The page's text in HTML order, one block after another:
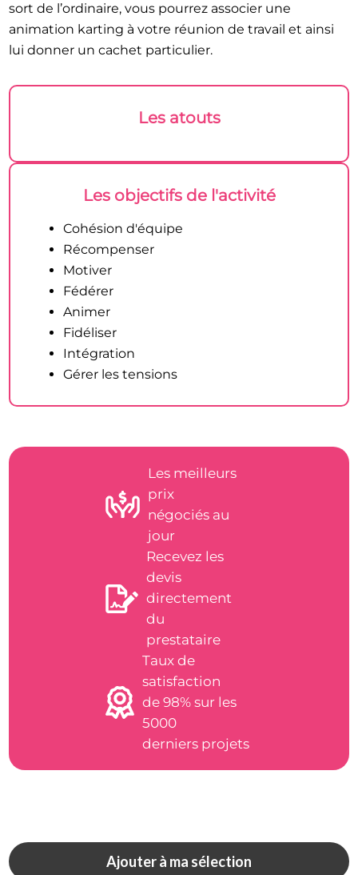
sort de l’ordinaire, vous pourrez associer une
animation karting à votre réunion de travail et ainsi
lui donner un cachet particulier.
Les atouts
Les objectifs de l'activité
Cohésion d'équipe
Récompenser
Motiver
Fédérer
Animer
Fidéliser
Intégration
Gérer les tensions
Les meilleurs
prix
négociés au
jour
Recevez les
devis
directement
du
prestataire
Taux de
satisfaction
de 98% sur les
5000
derniers projets
Ajouter à ma sélection